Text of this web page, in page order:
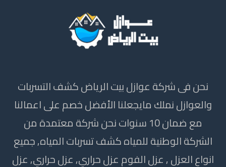
نحن فى شركة عوازل بيت الرياض كشف التسربات
والعوازل نملك مايجعلنا الأفضل خصم على اعمالنا
مع ضمان 10 سنوات نحن شركة معتمدة من
الشركة الوطنية للمياه كشف تسربات المياه, جميع
انواع العزل , عزل الفوم عزل حراري, عزل حراري, عزل